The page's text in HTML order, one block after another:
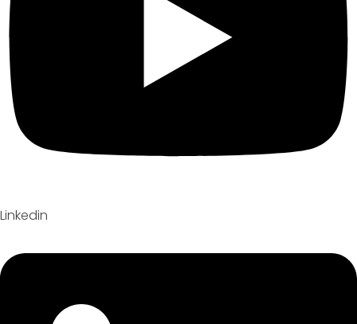
Linkedin